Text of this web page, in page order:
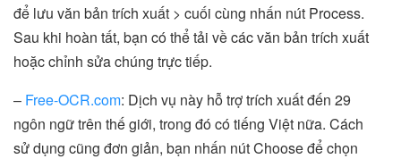
để lưu văn bản trích xuất > cuối cùng nhấn nút Process.
Sau khi hoàn tất, bạn có thể tải về các văn bản trích xuất
hoặc chỉnh sửa chúng trực tiếp.
– Free-OCR.com: Dịch vụ này hỗ trợ trích xuất đến 29
ngôn ngữ trên thế giới, trong đó có tiếng Việt nữa. Cách
sử dụng cũng đơn giản, bạn nhấn nút Choose để chọn